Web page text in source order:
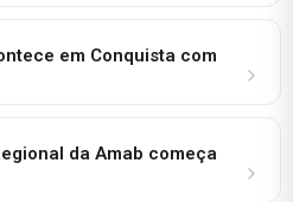
em Conquista com
da Amab começa